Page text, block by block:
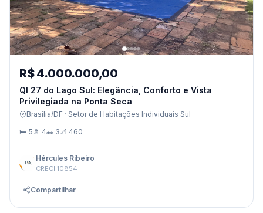
R$ 4.000.000,00
QI 27 do Lago Sul: Elegância, Conforto e Vista
Privilegiada na Ponta Seca
Brasília/DF · Setor de Habitações Individuais Sul
🛏 5 🚿 4🚗 3📐 460
Hércules Ribeiro
CRECI 10854
Compartilhar